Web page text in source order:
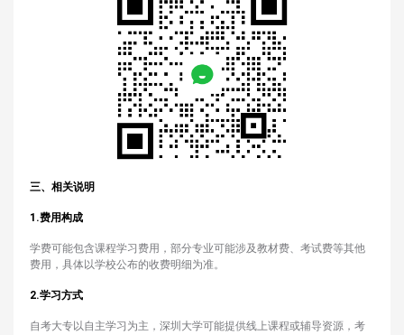
三、相关说明
1.费用构成
学费可能包含课程学习费用，部分专业可能涉及教材费、考试费等其他
费用，具体以学校公布的收费明细为准。
2.学习方式
自考大专以自主学习为主，深圳大学可能提供线上课程或辅导资源，考